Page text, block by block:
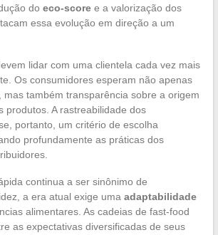
do eco-scoree a valorização dos
essa evolução em direção a um
lidar com uma clientela cada vez mais
Os consumidores esperam não apenas
mas também transparência sobre a origem
produtos. A rastreabilidade dos
portanto, um critério de escolha
profundamente as práticas dos
continua a ser sinônimo de
a era atual exige uma adaptabilidade
alimentares. As cadeias de fast-food
as expectativas diversificadas de seus